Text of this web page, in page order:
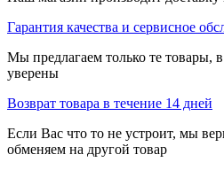
Гарантия качества и сервисное
Мы предлагаем только те товары,
уверены
Возврат товара в течение 14 дней
Если Вас что то не устроит, мы
обменяем на другой товар